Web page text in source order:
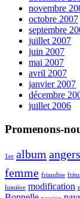
novembre
octobre 2007
septembre
juillet 2007
juin 2007
mai 2007
avril 2007
janvier 2007
décembre
juillet 2006
Promenons-
1er album angers
femme friandise
lumière modification